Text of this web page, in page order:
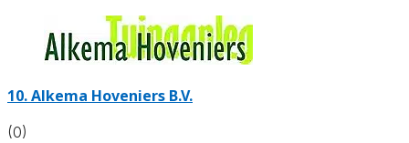
10.Alkema Hoveniers B.V.
(0)